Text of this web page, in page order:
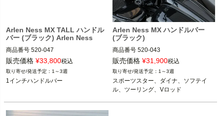
Arlen Ness MX TALL ハンドル
バー (ブラック) Arlen Ness
商品番号 520-047
3OT：0601-6761
販売価格 ¥33,800税込
1～3週
1インチハンドルバー
Arlen Ness MX ハンドルバー
(ブラック)
商品番号 520-043
3OT：0601-5930
販売価格 ¥31,900税込
1～3週
スポーツスター、ダイナ、ソフテイ
ル、ツーリング、Vロッド